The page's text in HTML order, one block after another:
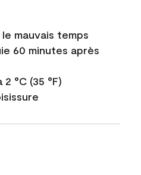
mauvais temps
60 minutes après
°C (35 °F)